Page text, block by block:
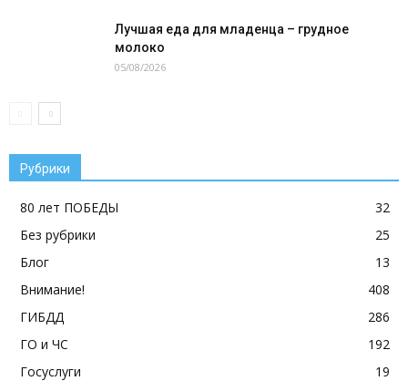
Лучшая еда для младенца – грудное
молоко
05/08/2026
Рубрики
80 лет ПОБЕДЫ
32
Без рубрики
25
Блог
13
Внимание!
408
ГИБДД
286
ГО и ЧС
192
Госуслуги
19